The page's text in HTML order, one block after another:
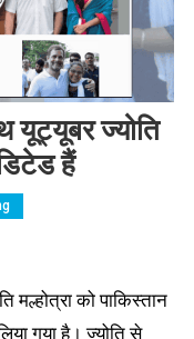
यूट्यूबर ज्योति
हैं
मल्होत्रा को पाकिस्तान
गया है। ज्योति से